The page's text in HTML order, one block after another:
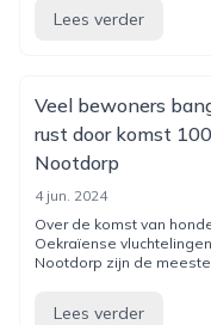
Lees verder
Veel bewoners
rust door komst
Nootdorp
4 jun. 2024
Over de komst van
Oekraïense
Nootdorp zijn de
Lees verder